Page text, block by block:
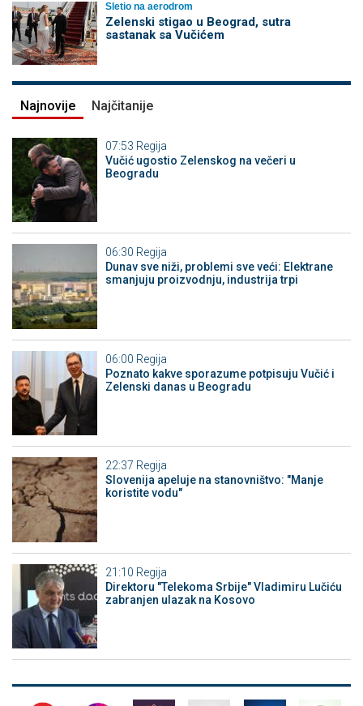
Sletio na aerodrom
Zelenski stigao u Beograd, sutra
sastanak sa Vučićem
Najnovije Najčitanije
07:53 Regija
Vučić ugostio Zelenskog na večeri u
Beogradu
06:30 Regija
Dunav sve niži, problemi sve veći: Elektrane
smanjuju proizvodnju, industrija trpi
06:00 Regija
Poznato kakve sporazume potpisuju Vučić i
Zelenski danas u Beogradu
22:37 Regija
Slovenija apeluje na stanovništvo: "Manje
koristite vodu"
21:10 Regija
Direktoru "Telekoma Srbije" Vladimiru Lučiću
zabranjen ulazak na Kosovo